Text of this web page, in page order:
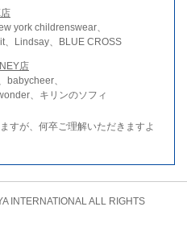
york childrenswear、
、Lindsay、BLUE CROSS
店
babycheer、
、キリンのソフィ
すが、何卒ご理解いただきますよ